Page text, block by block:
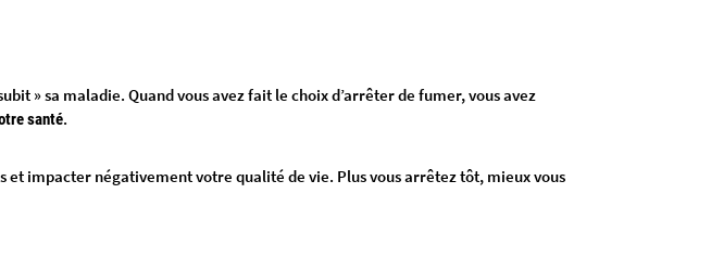
» sa maladie. Quand vous avez fait le choix d’arrêter de fumer, vous avez
santé.
et impacter négativement votre qualité de vie. Plus vous arrêtez tôt, mieux vous